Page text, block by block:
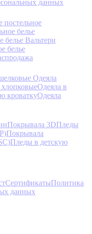
данных
постельное
белье
белье Вальтери
белье
Одеяла
Одеяла в
кроваткуОдеяла
Покрывала 3DПледы
Покрывала
Пледы в детскую
СертификатыПолитика
данных